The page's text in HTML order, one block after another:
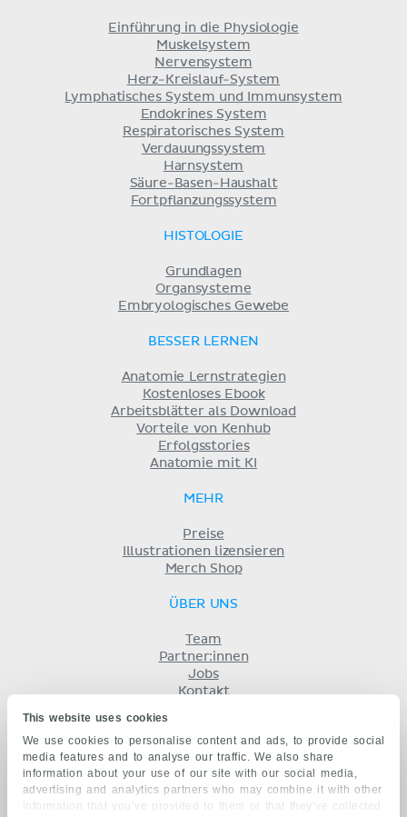
This website uses cookies
We use cookies to personalise content and ads, to provide social
media features and to analyse our traffic. We also share
information about your use of our site with our social media,
advertising and analytics partners who may combine it with other
information that you’ve provided to them or that they’ve collected
Einführung in die Physiologie
Muskelsystem
Nervensystem
Herz-Kreislauf-System
Lymphatisches System und Immunsystem
Endokrines System
Respiratorisches System
Verdauungssystem
Harnsystem
Säure-Basen-Haushalt
Fortpflanzungssystem
HISTOLOGIE
Grundlagen
Organsysteme
Embryologisches Gewebe
BESSER LERNEN
Anatomie Lernstrategien
Kostenloses Ebook
Arbeitsblätter als Download
Vorteile von Kenhub
Erfolgsstories
Anatomie mit KI
MEHR
Preise
Illustrationen lizensieren
Merch Shop
ÜBER UNS
Team
Partner:innen
Jobs
Kontakt
Geschäftsbedingungen
Datenschutz
KENHUB AUF...
English